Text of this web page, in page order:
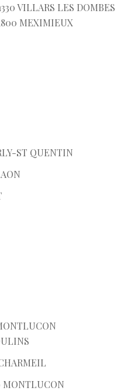
VILLARS LES DOMBES
MEXIMIEUX
ST QUENTIN
MONTLUCON